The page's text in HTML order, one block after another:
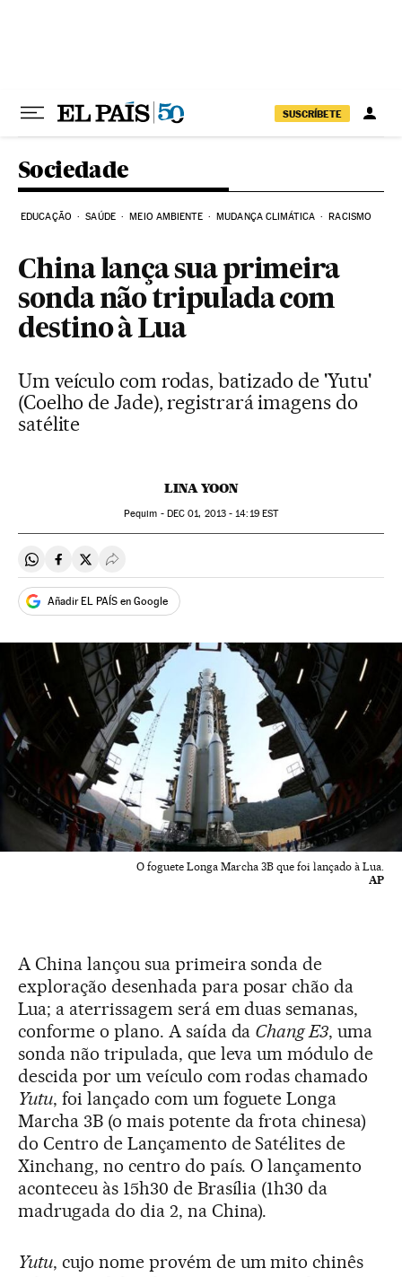
SUSCRÍBETE
Sociedade
EDUCAÇÃO SAÚDE MEIO AMBIENTE MUDANÇA CLIMÁTICA RACISMO
China lança sua primeira
sonda não tripulada com
destino à Lua
Um veículo com rodas, batizado de 'Yutu'
(Coelho de Jade), registrará imagens do
satélite
LINA YOON
Pequim - DEC 01, 2013 - 14:19EST
Compartir en Whatsapp
Compartir en Facebook
Compartir en Twitter
Desplegar Redes Sociales
Añadir EL PAÍS en Google
O foguete Longa Marcha 3B que foi lançado à Lua.
AP
A China lançou sua primeira sonda de
exploração desenhada para posar chão da
Lua; a aterrissagem será em duas semanas,
conforme o plano. A saída da Chang E3, uma
sonda não tripulada, que leva um módulo de
descida por um veículo com rodas chamado
Yutu, foi lançado com um foguete Longa
Marcha 3B (o mais potente da frota chinesa)
do Centro de Lançamento de Satélites de
Xinchang, no centro do país. O lançamento
aconteceu às 15h30 de Brasília (1h30 da
madrugada do dia 2, na China).
Yutu, cujo nome provém de um mito chinês